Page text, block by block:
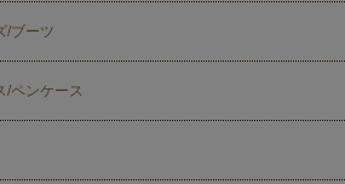
/ブーツ
/ペンケース